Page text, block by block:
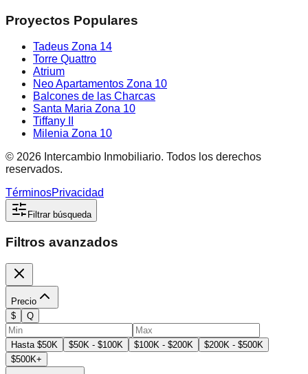
Proyectos Populares
Tadeus Zona 14
Torre Quattro
Atrium
Neo Apartamentos Zona 10
Balcones de las Charcas
Santa Maria Zona 10
Tiffany II
Milenia Zona 10
© 2026 Intercambio Inmobiliario. Todos los derechos
reservados.
TérminosPrivacidad
Filtrar búsqueda
Filtros avanzados
Precio
$
Q
Hasta $50K $50K - $100K $100K - $200K
$200K - $500K
$500K+